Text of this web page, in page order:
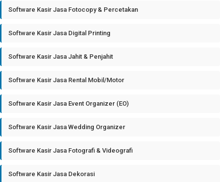
Software Kasir Jasa Fotocopy & Percetakan
Software Kasir Jasa Digital Printing
Software Kasir Jasa Jahit & Penjahit
Software Kasir Jasa Rental Mobil/Motor
Software Kasir Jasa Event Organizer (EO)
Software Kasir Jasa Wedding Organizer
Software Kasir Jasa Fotografi & Videografi
Software Kasir Jasa Dekorasi